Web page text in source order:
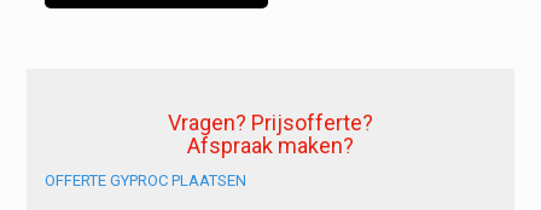
Vragen? Prijsofferte?
Afspraak maken?
OFFERTE GYPROC PLAATSEN